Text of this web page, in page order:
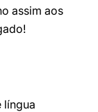
assim aos
língua